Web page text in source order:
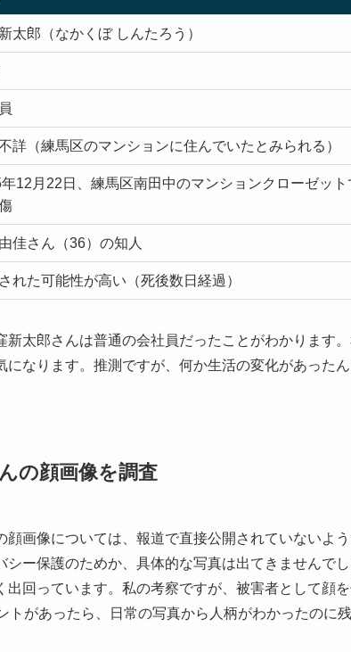
太郎（なかくぼ しんたろう）
詳（練馬区のマンションに住んでいたとみられる）
12月22日、練馬区南田中のマンションクローゼッ
佳さん（36）の知人
れた可能性が高い（死後数日経過）
新太郎さんは普通の会社員だったことがわかります
になります。推測ですが、何か生活の変化があったん
の顔画像を調査
顔画像については、報道で直接公開されていないよ
シー保護のためか、具体的な写真は出てきませんで
出回っています。私の考察ですが、被害者として顔
トがあったら、日常の写真から人柄がわかったのに残